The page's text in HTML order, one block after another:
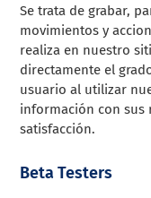
Se trata de grabar,
movimientos y
realiza en nuestro
directamente el
usuario al utilizar
información con sus
satisfacción.
Beta Testers